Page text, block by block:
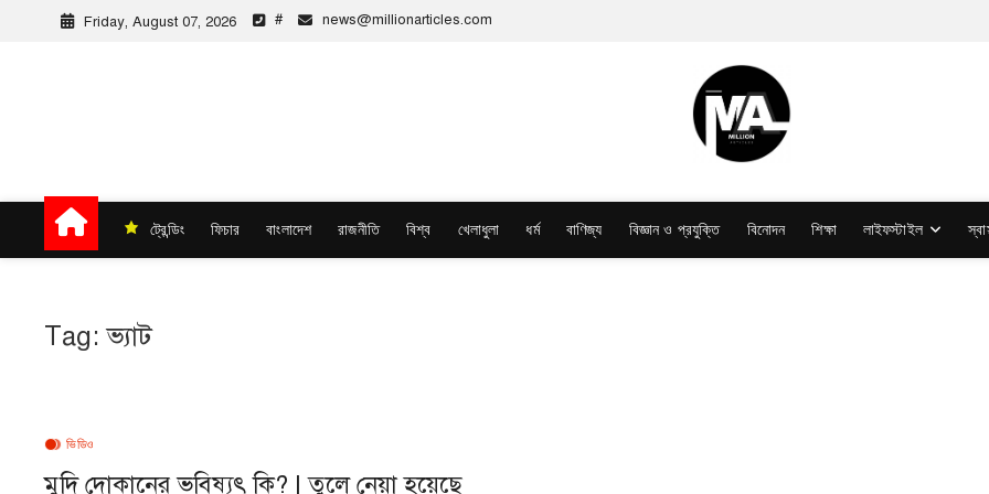
Friday, August 07, 2026 # news@millionarticles.com
Million Articles
ট্রেন্ডিং ফিচার বাংলাদেশ রাজনীতি বিশ্ব খেলাধুলা ধর্ম বাণিজ্য বিজ্ঞান ও প্রযুক্তি বিনোদন শিক্ষা লাইফস্টাইল
Tag:ভ্যাট
ভিডিও
মুদি দোকানের ভবিষ্যৎ কি? | তুলে নেয়া হয়েছে